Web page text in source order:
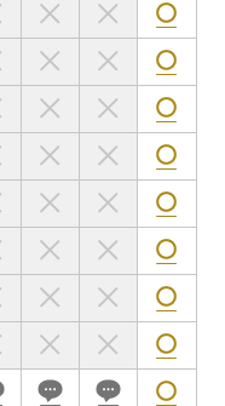
レス発表
示会・販売会
ットする